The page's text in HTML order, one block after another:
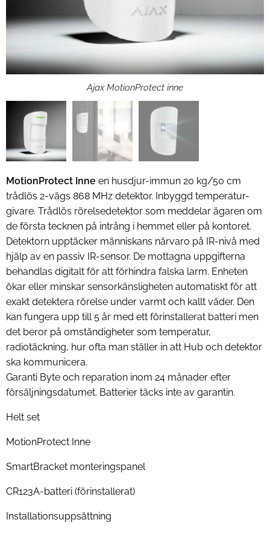
Ajax MotionProtect inne
MotionProtect Inne en husdjur-immun 20 kg/50 cm
trådlös 2-vägs 868 MHz detektor. Inbyggd temperatur-
givare. Trådlös rörelsedetektor som meddelar ägaren om
de första tecknen på intrång i hemmet eller på kontoret.
Detektorn upptäcker människans närvaro på IR-nivå med
hjälp av en passiv IR-sensor. De mottagna uppgifterna
behandlas digitalt för att förhindra falska larm. Enheten
ökar eller minskar sensorkänsligheten automatiskt för att
exakt detektera rörelse under varmt och kallt väder. Den
kan fungera upp till 5 år med ett förinstallerat batteri men
det beror på omständigheter som temperatur,
radiotäckning, hur ofta man ställer in att Hub och detektor
ska kommunicera.
Garanti Byte och reparation inom 24 månader efter
försäljningsdatumet. Batterier täcks inte av garantin.
Helt set
MotionProtect Inne
SmartBracket monteringspanel
CR123A-batteri (förinstallerat)
Installationsuppsättning